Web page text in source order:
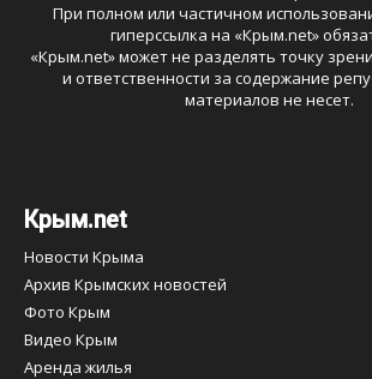
При полном или частичном
гиперссылка на «Крым.net»
«Крым.net» может не разделять точку
и ответственности за содержание
материалов не несет.
Крым.net
Новости Крыма
Архив Крымских новостей
Фото Крым
Видео Крым
Аренда жилья